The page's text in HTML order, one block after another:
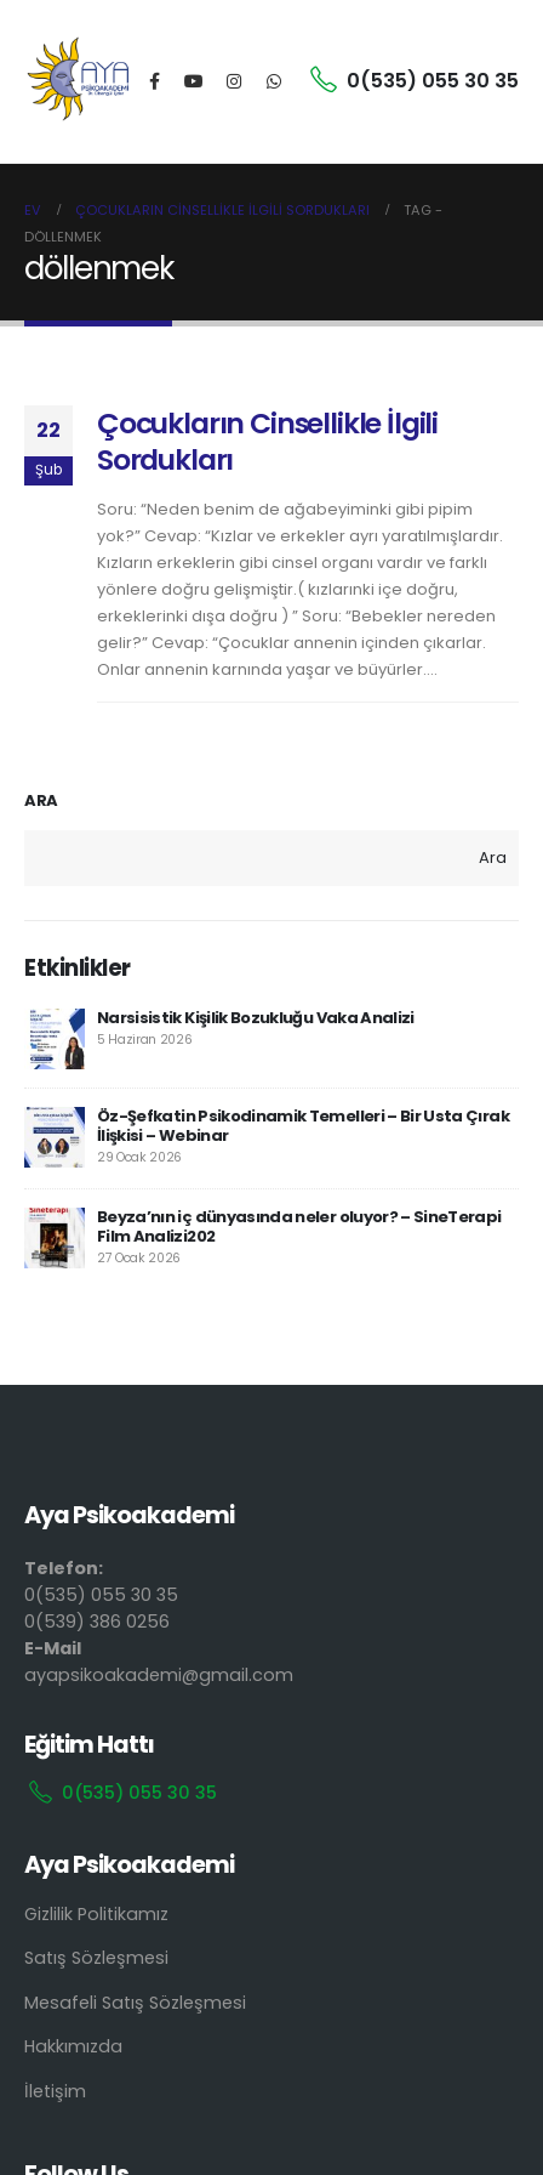
0(535) 055 30 35
EV ÇOCUKLARIN CINSELLIKLE İLGILI SORDUKLARI
TAG -
DÖLLENMEK
döllenmek
22
Şub
Çocukların Cinsellikle İlgili
Sordukları
Soru: “Neden benim de ağabeyiminki gibi pipim
yok?” Cevap: “Kızlar ve erkekler ayrı yaratılmışlardır.
Kızların erkeklerin gibi cinsel organı vardır ve farklı
yönlere doğru gelişmiştir.( kızlarınki içe doğru,
erkeklerinki dışa doğru ) ” Soru: “Bebekler nereden
gelir?” Cevap: “Çocuklar annenin içinden çıkarlar.
Onlar annenin karnında yaşar ve büyürler....
ARA
Ara
Etkinlikler
Narsisistik Kişilik Bozukluğu Vaka Analizi
5 Haziran 2026
Öz-Şefkatin Psikodinamik Temelleri – Bir Usta Çırak
İlişkisi – Webinar
29 Ocak 2026
Beyza’nın iç dünyasında neler oluyor? – SineTerapi
Film Analizi202
27 Ocak 2026
Aya Psikoakademi
Telefon:
0(535) 055 30 35
0(539) 386 0256
E-Mail
ayapsikoakademi@gmail.com
Eğitim Hattı
0(535) 055 30 35
Aya Psikoakademi
Gizlilik Politikamız
Satış Sözleşmesi
Mesafeli Satış Sözleşmesi
Hakkımızda
İletişim